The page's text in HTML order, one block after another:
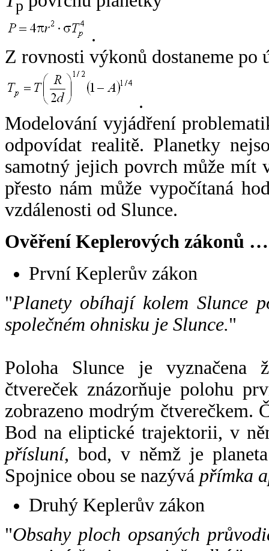
p
.
Z rovnosti výkonů dostaneme po
.
Modelování vyjádření
odpovídat realitě. Planetky
samotný jejich povrch může mít
přesto nám může vypočítaná
vzdálenosti od Slunce.
Ověření Keplerových zákonů …
První Keplerův zákon
"Planety obíhají kolem Slunce
společném ohnisku je Slunce."
Poloha Slunce je vyznačena
čtvereček znázorňuje polohu
zobrazeno modrým čtverečkem.
Bod na eliptické trajektorii, v
přísluní, bod, v němž je
Spojnice obou se nazývá přímka
Druhý Keplerův zákon
"Obsahy ploch opsaných